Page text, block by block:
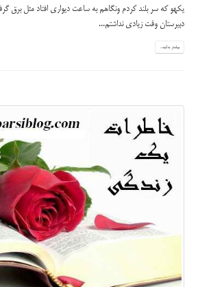
یکهو که سر بلند کردم ونگاهم به ساعت دیواری افتاد مثل برق
دبیرستان وقت زیادی نداشتم...
بیشتر بدانید...